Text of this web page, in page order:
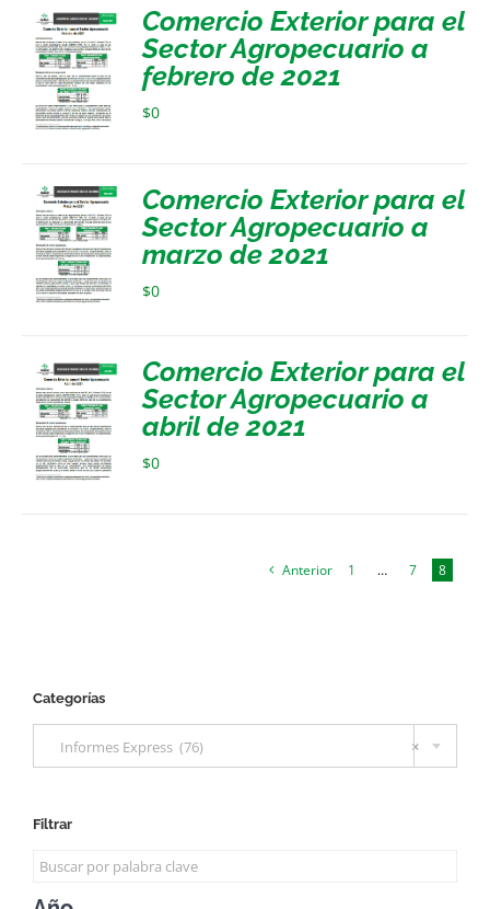
Comercio Exterior para el
Sector Agropecuario a
febrero de 2021
$0
Comercio Exterior para el
Sector Agropecuario a
marzo de 2021
$0
Comercio Exterior para el
Sector Agropecuario a
abril de 2021
$0
Anterior 1 … 7 8
Categorías
×
Informes Express (76)
Filtrar